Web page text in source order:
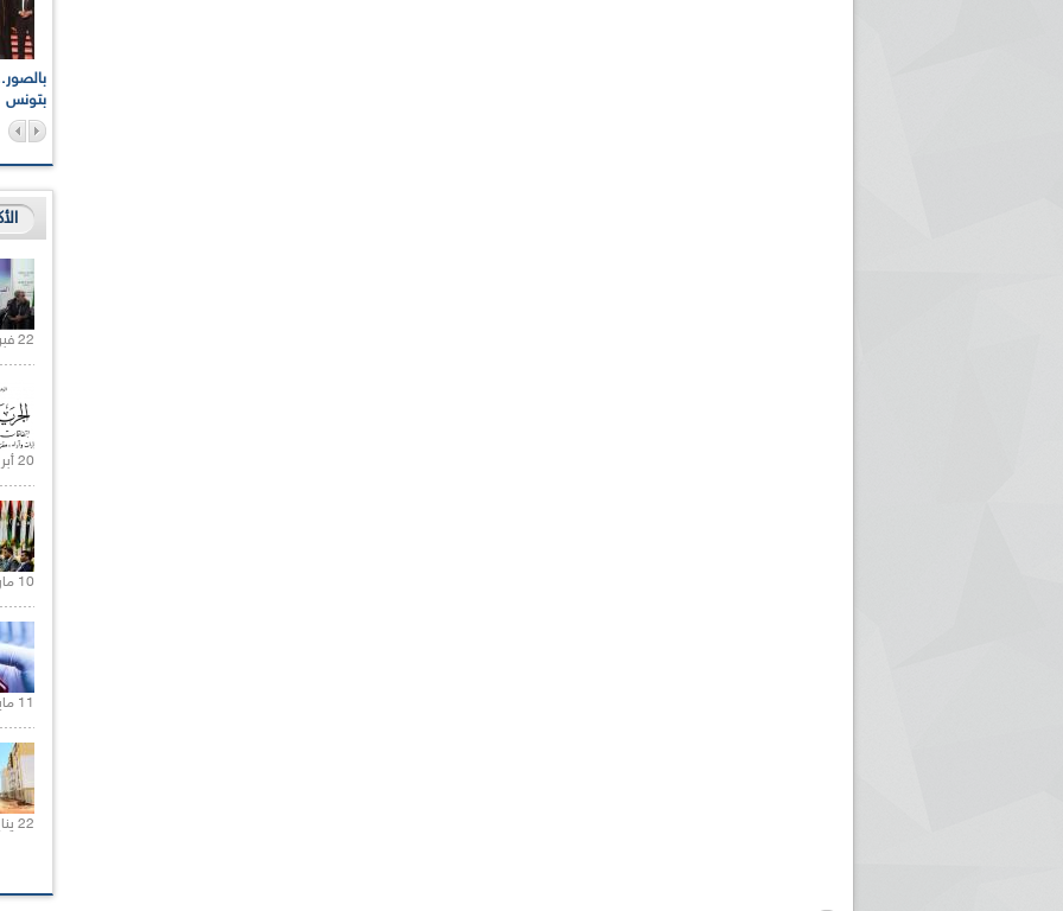
بتونس
22 فبراير 2021 |
20 أبريل 2021 |
10 مارس 2021 |
11 مايو 2021 |
22 يناير 2020 |